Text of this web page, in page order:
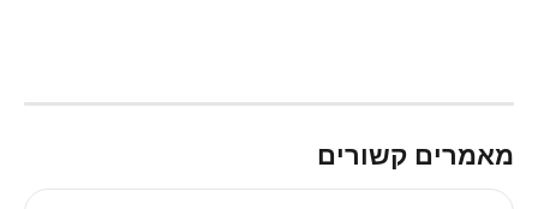
מאמרים קשורים